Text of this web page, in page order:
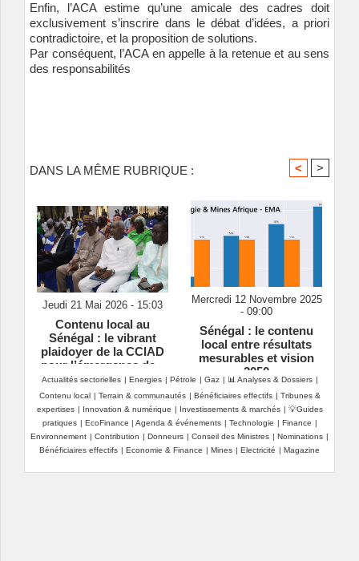
Enfin, l’ACA estime qu’une amicale des cadres doit
exclusivement s’inscrire dans le débat d’idées, a priori
contradictoire, et la proposition de solutions.
Par conséquent, l’ACA en appelle à la retenue et au sens
des responsabilités
DANS LA MÊME RUBRIQUE : < >
Jeudi 21 Mai 2026 - 15:03
Contenu local au
Sénégal : le vibrant
plaidoyer de la CCIAD
pour l’émergence de «
champions nationaux »
Mercredi 12 Novembre 2025
- 09:00
Sénégal : le contenu
local entre résultats
mesurables et vision
2050
Actualités sectorielles | Energies | Pétrole | Gaz | 📊 Analyses & Dossiers |
Contenu local | Terrain & communautés | Bénéficiaires effectifs | Tribunes &
expertises | Innovation & numérique | Investissements & marchés | 💡Guides
pratiques | EcoFinance | Agenda & événements | Technologie | Finance |
Environnement | Contribution | Donneurs | Conseil des Ministres | Nominations |
Bénéficiaires effectifs | Economie & Finance | Mines | Electricité | Magazine